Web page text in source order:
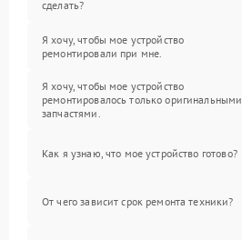
сделать?
Я хочу, чтобы мое устройство
ремонтировали при мне.
Я хочу, чтобы мое устройство
ремонтировалось только оригинальными
запчастями.
Как я узнаю, что мое устройство готово?
От чего зависит срок ремонта техники?